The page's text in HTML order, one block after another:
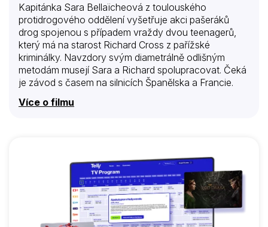
Kapitánka Sara Bellaïcheová z toulouského
protidrogového oddělení vyšetřuje akci pašeráků
drog spojenou s případem vraždy dvou teenagerů,
který má na starost Richard Cross z pařížské
kriminálky. Navzdory svým diametrálně odlišným
metodám musejí Sara a Richard spolupracovat. Čeká
je závod s časem na silnicích Španělska a Francie.
Více o filmu